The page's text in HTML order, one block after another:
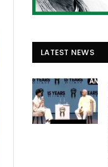
LATEST NEWS